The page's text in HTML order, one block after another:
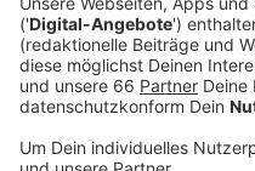
Anzeige
Anzeige